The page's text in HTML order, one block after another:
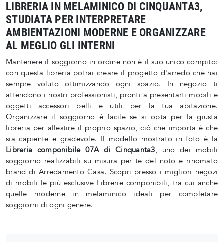
LIBRERIA IN MELAMINICO DI CINQUANTA3,
STUDIATA PER INTERPRETARE
AMBIENTAZIONI MODERNE E ORGANIZZARE
AL MEGLIO GLI INTERNI
Mantenere il soggiorno in ordine non è il suo unico compito:
con questa libreria potrai creare il progetto d'arredo che hai
sempre voluto ottimizzando ogni spazio. In negozio ti
attendono i nostri professionisti, pronti a presentarti mobili e
oggetti accessori belli e utili per la tua abitazione.
Organizzare il soggiorno è facile se si opta per la giusta
libreria per allestire il proprio spazio, ciò che importa è che
sia capiente e gradevole. Il modello mostrato in foto è la
Libreria componibile 07A di Cinquanta3, uno dei mobili
soggiorno realizzabili su misura per te del noto e rinomato
brand di Arredamento Casa. Scopri presso i migliori negozi
di mobili le più esclusive Librerie componibili, tra cui anche
quelle moderne in melaminico ideali per completare
soggiorni di ogni genere.